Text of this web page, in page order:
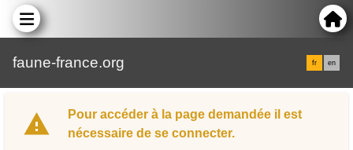
faune-france.org fr en
Pour accéder à la page demandée il est
nécessaire de se connecter.